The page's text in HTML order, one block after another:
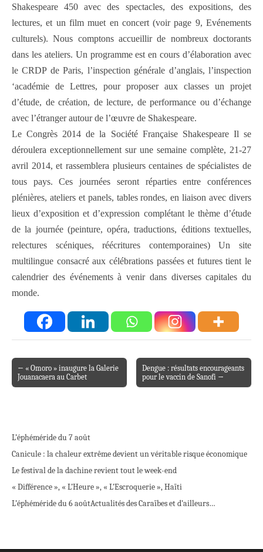
Shakespeare 450 avec des spectacles, des expositions, des
lectures, et un film muet en concert (voir page 9, Evénements
culturels). Nous comptons accueillir de nombreux doctorants
dans les ateliers. Un programme est en cours d’élaboration avec
le CRDP de Paris, l’inspection générale d’anglais, l’inspection
‘académie de Lettres, pour proposer aux classes un projet
d’étude, de création, de lecture, de performance ou d’échange
avec l’étranger autour de l’œuvre de Shakespeare.
Le Congrès 2014 de la Société Française Shakespeare Il se
déroulera exceptionnellement sur une semaine complète, 21-27
avril 2014, et rassemblera plusieurs centaines de spécialistes de
tous pays. Ces journées seront réparties entre conférences
plénières, ateliers et panels, tables rondes, en liaison avec divers
lieux d’exposition et d’expression complétant le thème d’étude
de la journée (peinture, opéra, traductions, éditions textuelles,
relectures scéniques, réécritures contemporaines) Un site
multilingue consacré aux célébrations passées et futures tient le
calendrier des événements à venir dans diverses capitales du
monde.
Post navigation
← « Omoro » inaugure la Galerie
Jouanacaera au Carbet
Dengue : résultats encourageants
pour le vaccin de Sanofi →
L’éphéméride du 7 août
Canicule : la chaleur extrême devient un véritable risque économique
Le festival de la dachine revient tout le week-end
« Différence », « L’Heure », « L’Escroquerie », Haïti
L’éphéméride du 6 aoûtActualités des Caraïbes et d’ailleurs…